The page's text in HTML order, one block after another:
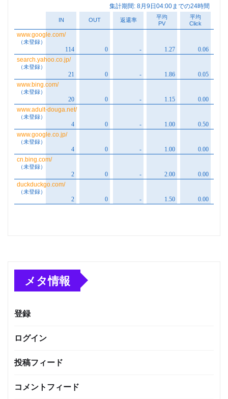
メタ情報
登録
ログイン
投稿フィード
コメントフィード